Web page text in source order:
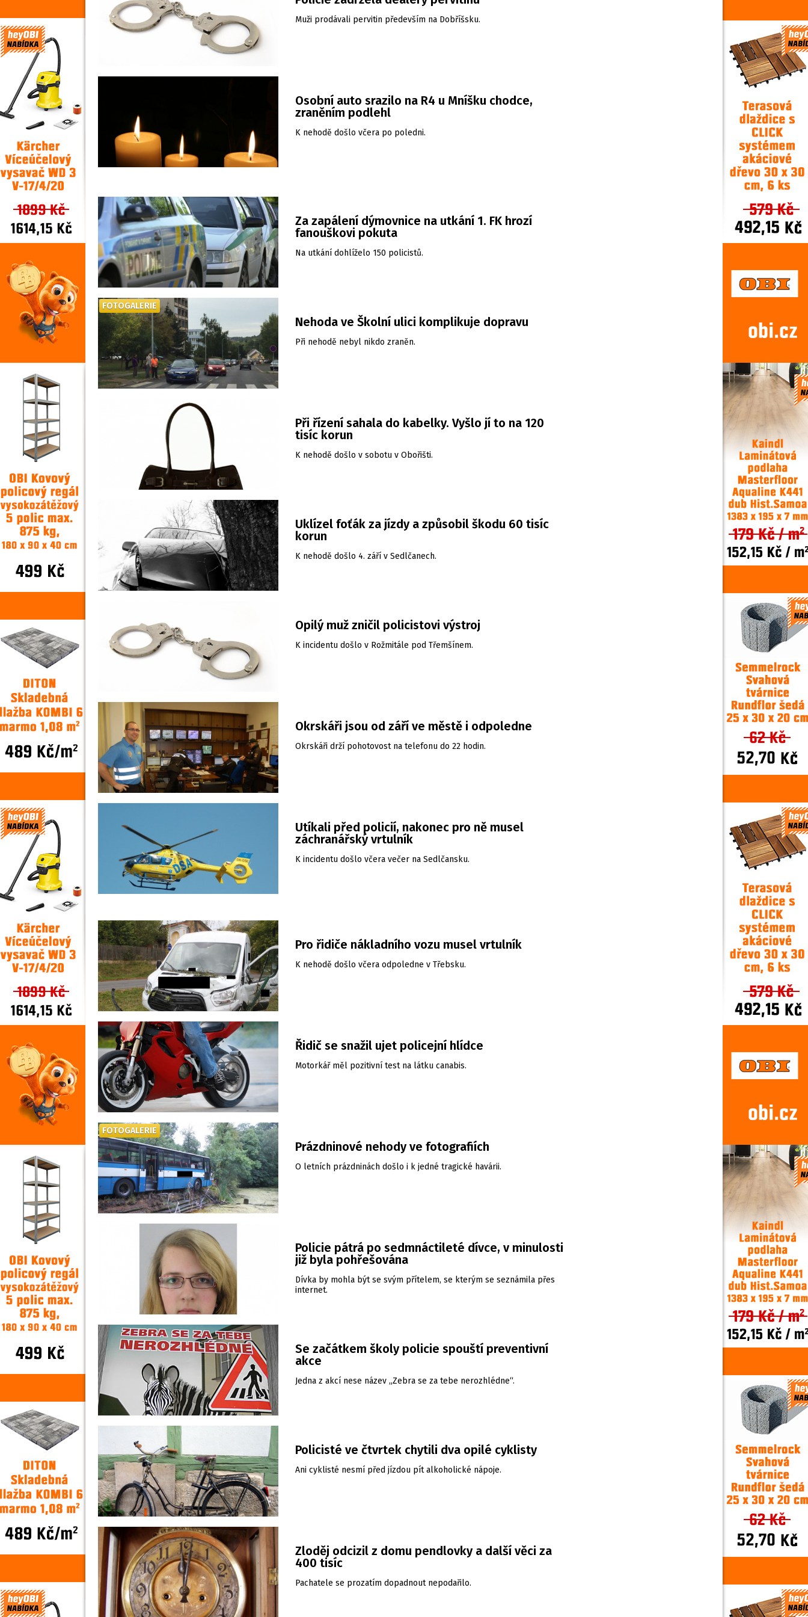
Muži prodávali pervitin především na Dobříšsku.
Osobní auto srazilo na R4 u Mníšku chodce,
zraněním podlehl
K nehodě došlo včera po poledni.
Za zapálení dýmovnice na utkání 1. FK hrozí
fanouškovi pokuta
Na utkání dohlíželo 150 policistů.
Nehoda ve Školní ulici komplikuje dopravu
Při nehodě nebyl nikdo zraněn.
FOTOGALERIE
Při řízení sahala do kabelky. Vyšlo jí to na 120
tisíc korun
K nehodě došlo v sobotu v Obořišti.
Uklízel foťák za jízdy a způsobil škodu 60 tisíc
korun
K nehodě došlo 4. září v Sedlčanech.
Opilý muž zničil policistovi výstroj
K incidentu došlo v Rožmitále pod Třemšínem.
Okrskáři jsou od září ve městě i odpoledne
Okrskáři drží pohotovost na telefonu do 22 hodin.
Utíkali před policií, nakonec pro ně musel
záchranářský vrtulník
K incidentu došlo včera večer na Sedlčansku.
Pro řidiče nákladního vozu musel vrtulník
K nehodě došlo včera odpoledne v Třebsku.
Řidič se snažil ujet policejní hlídce
Motorkář měl pozitivní test na látku canabis.
Prázdninové nehody ve fotografiích
O letních prázdninách došlo i k jedné tragické havárii.
FOTOGALERIE
Policie pátrá po sedmnáctileté dívce, v minulosti
již byla pohřešována
Dívka by mohla být se svým přítelem, se kterým se seznámila přes
internet.
Se začátkem školy policie spouští preventivní
akce
Jedna z akcí nese název „Zebra se za tebe nerozhlédne“.
Policisté ve čtvrtek chytili dva opilé cyklisty
Ani cyklisté nesmí před jízdou pít alkoholické nápoje.
Zloděj odcizil z domu pendlovky a další věci za
400 tisíc
Pachatele se prozatím dopadnout nepodařilo.